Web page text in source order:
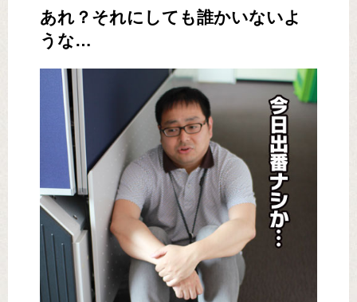
あれ？それにしても誰かいないよ
うな…